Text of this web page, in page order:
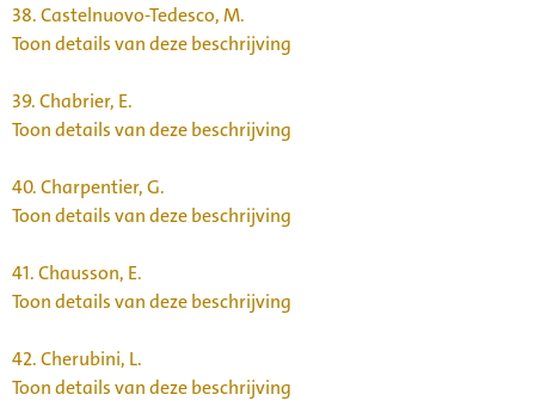
38.Castelnuovo-Tedesco, M.
Toon details van deze beschrijving
39.Chabrier, E.
Toon details van deze beschrijving
40.Charpentier, G.
Toon details van deze beschrijving
41.Chausson, E.
Toon details van deze beschrijving
42.Cherubini, L.
Toon details van deze beschrijving